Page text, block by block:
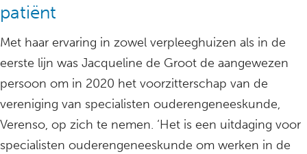
patiënt
Met haar ervaring in zowel verpleeghuizen als in de
eerste lijn was Jacqueline de Groot de aangewezen
persoon om in 2020 het voorzitterschap van de
vereniging van specialisten ouderengeneeskunde,
Verenso, op zich te nemen. ‘Het is een uitdaging voor
specialisten ouderengeneeskunde om werken in de